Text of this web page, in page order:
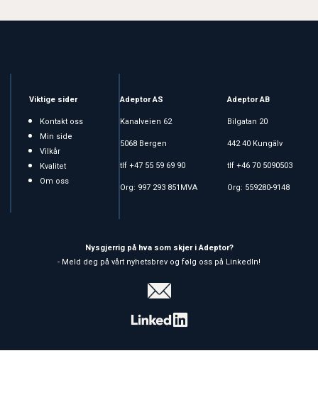
Viktige sider
Kontakt oss
Min side
Vilkår
Kvalitet
Om oss
Adeptor AS
Kanalveien 62
5068 Bergen
tlf +47 55 59 69 90
Org: 997 293 851MVA
Adeptor AB
Bilgatan 20
442 40 Kungälv
tlf +46 70 5090503
Org: 559280-9148
Nysgjerrig på hva som skjer i Adeptor?
- Meld deg på vårt nyhetsbrev og følg oss på LinkedIn!